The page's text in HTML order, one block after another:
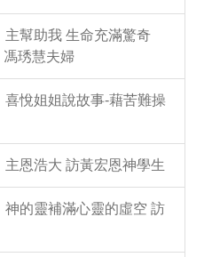
幫助我 生命充滿驚奇
馮琇慧夫婦
悅姐姐說故事-藉苦難操
恩浩大 訪黃宏恩神學生
的靈補滿心靈的虛空 訪